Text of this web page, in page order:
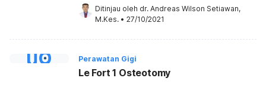
Ditinjau oleh dr. Andreas Wilson Setiawan,
M.Kes. • 27/10/2021
Perawatan Gigi
Le Fort 1 Osteotomy